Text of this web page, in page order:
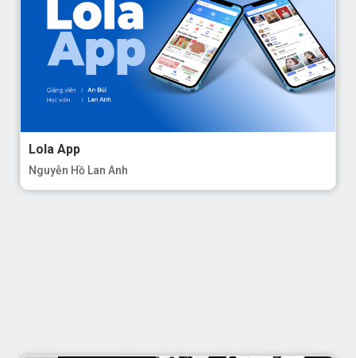
Lola App
Nguyễn Hồ Lan Anh